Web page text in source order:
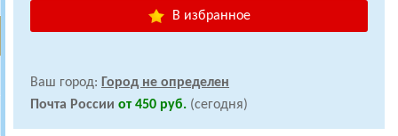
В избранное
Ваш город: Город не определен
Почта России от 450 руб. (сегодня)